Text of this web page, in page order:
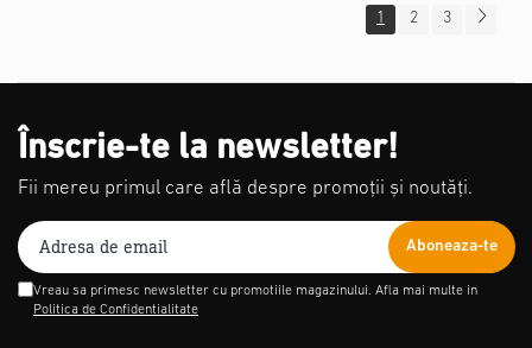
1 2 3
Înscrie-te la newsletter!
Fii mereu primul care află despre promoții și noutăți.
Vreau sa primesc newsletter cu promotiile magazinului. Afla mai multe in
Politica de Confidentialitate